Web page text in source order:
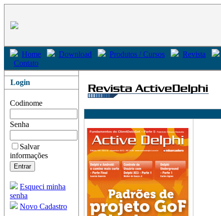
Home Download Produtos / Cursos
Revista
Contato
Login
Codinome
Senha
Salvar
informações
Esqueci minha
senha
Novo Cadastro